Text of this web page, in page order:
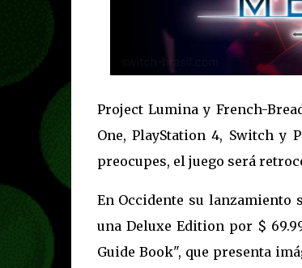
Project Lumina y French-
One, PlayStation 4, Switch y
preocupes, el juego será
En Occidente su lanzamiento
una Deluxe Edition por $
Guide Book", que presenta